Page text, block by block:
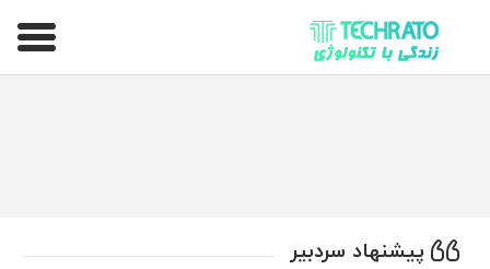
تکراتو – زندگی با تکنولوژی
پیشنهاد سردبیر